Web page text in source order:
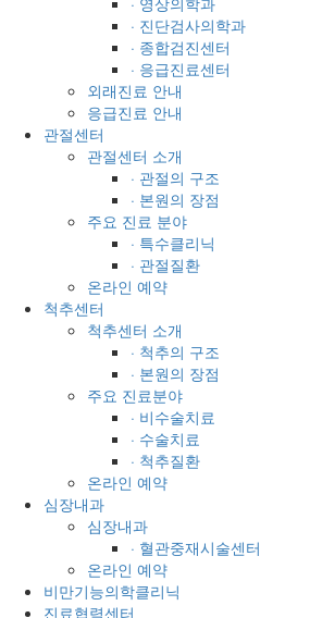
· 진단검사의학과
· 종합검진센터
· 응급진료센터
외래진료 안내
응급진료 안내
관절센터
관절센터 소개
· 관절의 구조
· 본원의 장점
주요 진료 분야
· 특수클리닉
· 관절질환
온라인 예약
척추센터
척추센터 소개
· 척추의 구조
· 본원의 장점
주요 진료분야
· 비수술치료
· 수술치료
· 척추질환
온라인 예약
심장내과
심장내과
· 혈관중재시술센터
온라인 예약
비만기능의학클리닉
진료협력센터